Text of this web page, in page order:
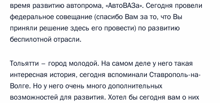
время развитию автопрома, «АвтоВАЗа». Сегодня провели
федеральное совещание (спасибо Вам за то, что Вы
приняли решение здесь его провести) по развитию
беспилотной отрасли.
Тольятти – город молодой. На самом деле у него такая
интересная история, сегодня вспоминали Ставрополь-на-
Волге. Но у него очень много дополнительных
возможностей для развития. Хотел бы сегодня вам о них